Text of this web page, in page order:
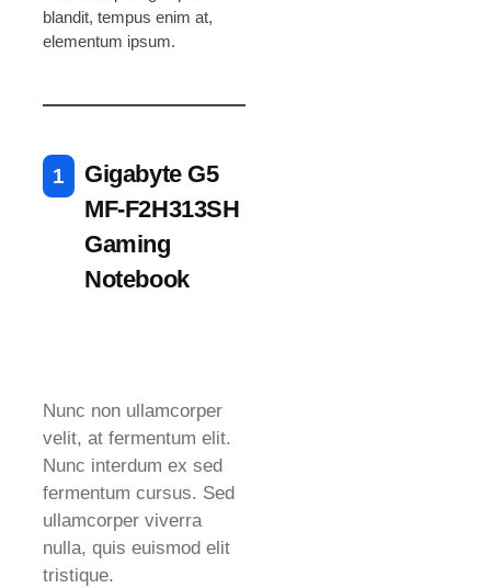
blandit, tempus enim at,
elementum ipsum.
Gigabyte G5
MF-F2H313SH
Gaming
Notebook
Nunc non ullamcorper
velit, at fermentum elit.
Nunc interdum ex sed
fermentum cursus. Sed
ullamcorper viverra
nulla, quis euismod elit
tristique.